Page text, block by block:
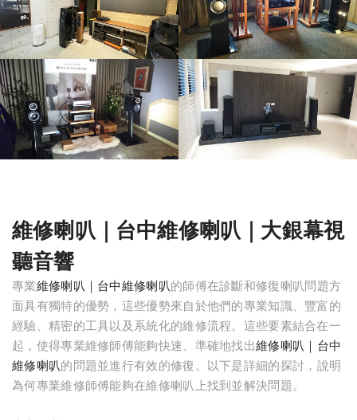
維修喇叭｜台中維修喇叭｜大銀幕視
聽音響
專業維修喇叭｜台中維修喇叭的師傅在診斷和修復喇叭問題方
面具有獨特的優勢，這些優勢來自於他們的專業知識、豐富的
經驗、精密的工具以及系統化的維修流程。這些要素結合在一
起，使得專業維修師傅能夠快速、準確地找出維修喇叭｜台中
維修喇叭的問題並進行有效的修復。以下是詳細的探討，說明
為何專業維修師傅能夠在維修喇叭上找到並解決問題。